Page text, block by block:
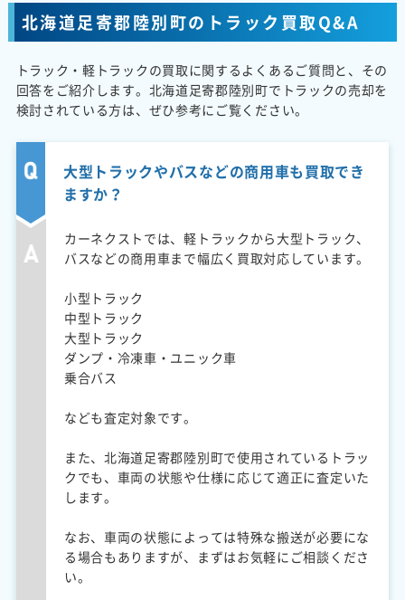
北海道足寄郡陸別町のトラック買取Q&A
トラック・軽トラックの買取に関するよくあるご質問と、その
回答をご紹介します。北海道足寄郡陸別町でトラックの売却を
検討されている方は、ぜひ参考にご覧ください。
大型トラックやバスなどの商用車も買取でき
ますか？
カーネクストでは、軽トラックから大型トラック、
バスなどの商用車まで幅広く買取対応しています。
小型トラック
中型トラック
大型トラック
ダンプ・冷凍車・ユニック車
乗合バス
なども査定対象です。
また、北海道足寄郡陸別町で使用されているトラッ
クでも、車両の状態や仕様に応じて適正に査定いた
します。
なお、車両の状態によっては特殊な搬送が必要にな
る場合もありますが、まずはお気軽にご相談くださ
い。